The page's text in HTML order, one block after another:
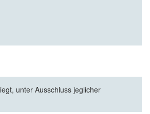
unter Ausschluss jeglicher